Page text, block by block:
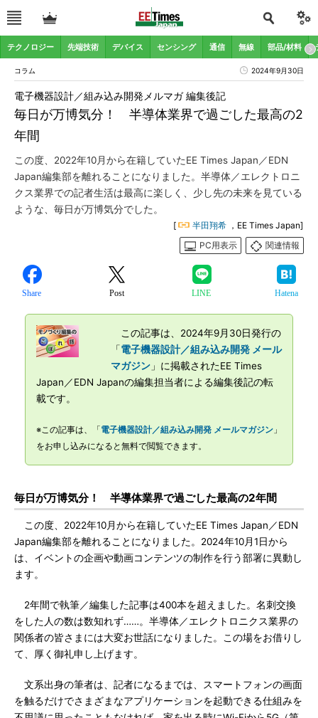
テクノロジー 先端技術 デバイス センシング 通信 無線 部品/材料
コラム 2024年9月30日
毎日が万博気分！ 半導体業界で過ごした最高の2
年間
電子機器設計／組み込み開発メルマガ 編集後記
この度、2022年10月から在籍していたEE Times Japan／EDN
Japan編集部を離れることになりました。半導体／エレクトロニ
クス業界での記者生活は最高に楽しく、少し先の未来を見ている
ような、毎日が万博気分でした。
[ 半田翔希 ，EE Times Japan]
PC用表示
関連情報
Share Post LINE Hatena
この記事は、2024年9月30日発行の
「電子機器設計／組み込み開発 メール
マガジン 」に掲載されたEE Times
Japan／EDN Japanの編集担当者による編集後記の転
載です。
※この記事は、「 電子機器設計／組み込み開発 メールマガジン 」
をお申し込みになると無料で閲覧できます。
毎日が万博気分！ 半導体業界で過ごした最高の2年間
この度、2022年10月から在籍していたEE Times Japan／EDN
Japan編集部を離れることになりました。2024年10月1日から
は、イベントの企画や動画コンテンツの制作を行う部署に異動し
ます。
2年間で執筆／編集した記事は400本を超えました。名刺交換
をした人の数は数知れず……。半導体／エレクトロニクス業界の
関係者の皆さまには大変お世話になりました。この場をお借りし
て、厚く御礼申し上げます。
文系出身の筆者は、記者になるまでは、スマートフォンの画面
を触るだけでさまざまなアプリケーションを起動できる仕組みを